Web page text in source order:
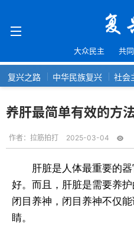
大众民主 共
复兴之路 中华民族复兴 社会
养肝最简单有效的方
作者： 拉筋拍打 2025-03-04
肝脏是人体最重要的
好。而且，肝脏是需要养
闭目养神，闭目养神不仅
睛。